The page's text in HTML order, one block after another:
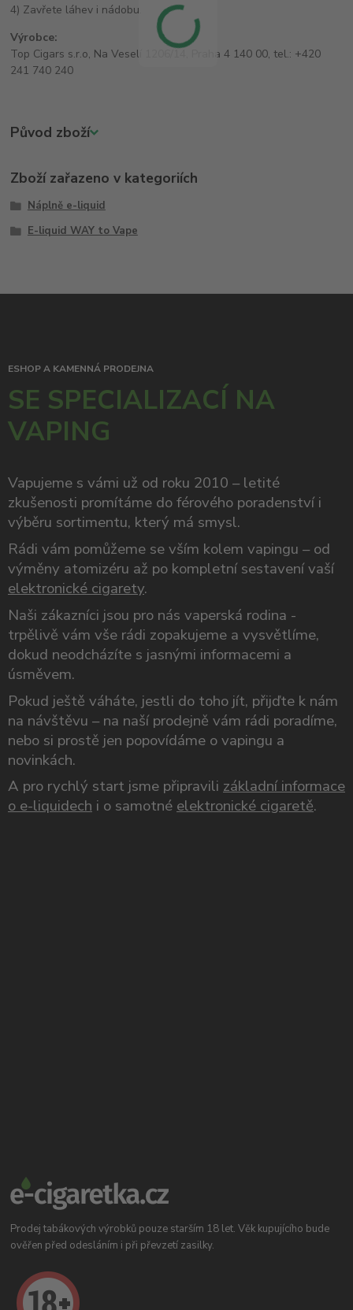
4) Zavřete láhev i nádobu.
Výrobce:
Top Cigars s.r.o, Na Veselí 1206/14, Praha 4 140 00, tel.: +420
241 740 240
Původ zboží
Zboží zařazeno v kategoriích
Náplně e-liquid
E-liquid WAY to Vape
ESHOP A KAMENNÁ PRODEJNA
SE SPECIALIZACÍ NA
VAPING
Vapujeme s vámi už od roku 2010 – letité
zkušenosti promítáme do férového poradenství i
výběru sortimentu, který má smysl.
Rádi vám pomůžeme se vším kolem vapingu – od
výměny atomizéru až po kompletní sestavení vaší
elektronické cigarety.
Naši zákazníci jsou pro nás vaperská rodina -
trpělivě vám vše rádi zopakujeme a vysvětlíme,
dokud neodcházíte s jasnými informacemi a
úsměvem.
Pokud ještě váháte, jestli do toho jít, přijďte k nám
na návštěvu – na naší prodejně vám rádi poradíme,
nebo si prostě jen popovídáme o vapingu a
novinkách.
A pro rychlý start jsme připravili základní informace
o e-liquidech i o samotnéelektronické cigaretě.
Prodej tabákových výrobků pouze starším 18 let. Věk kupujícího bude
ověřen před odesláním i při převzetí zasilky.